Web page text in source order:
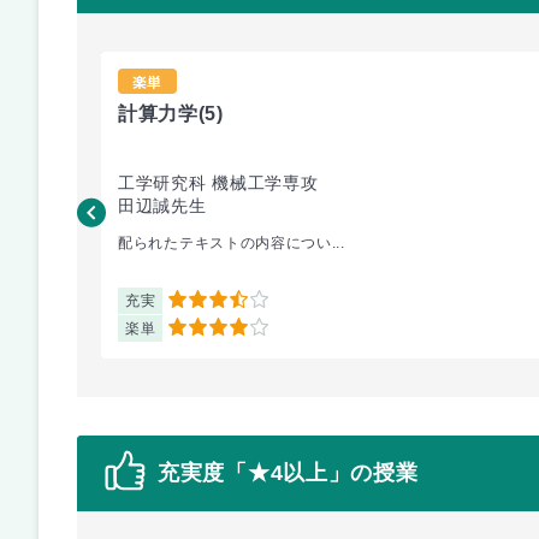
楽単
計算力学(5)
工学研究科 機械工学専攻
田辺誠先生
配られたテキストの内容につい...
充実 3.5
楽単 4
充実度「★4以上」の授業